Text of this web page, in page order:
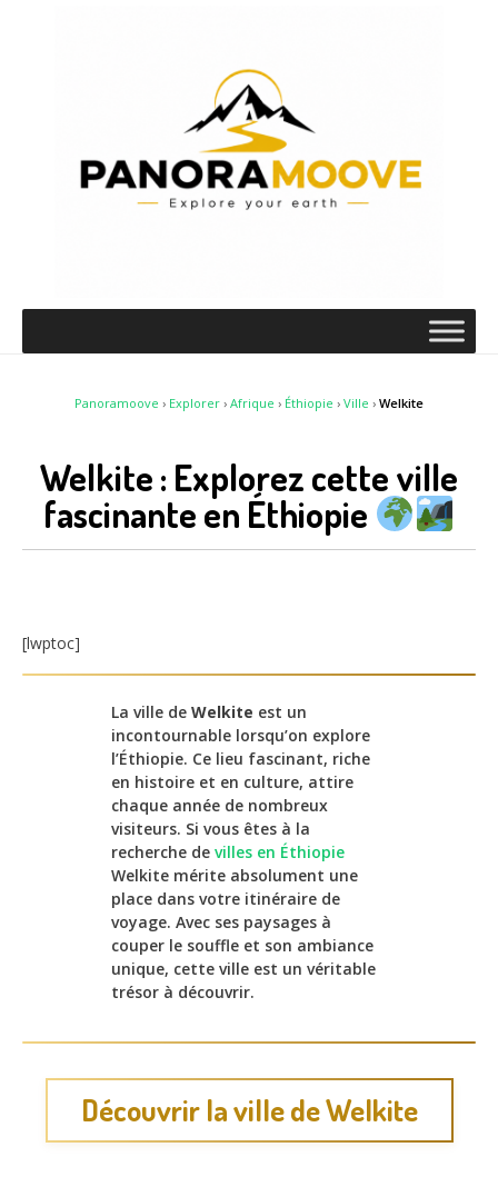
Panoramoove › Explorer › Afrique › Éthiopie › Ville › Welkite
Welkite : Explorez cette ville
fascinante en Éthiopie
[lwptoc]
La ville de Welkite est un
incontournable lorsqu’on explore
l’Éthiopie. Ce lieu fascinant, riche
en histoire et en culture, attire
chaque année de nombreux
visiteurs. Si vous êtes à la
recherche de villes en Éthiopie
Welkite mérite absolument une
place dans votre itinéraire de
voyage. Avec ses paysages à
couper le souffle et son ambiance
unique, cette ville est un véritable
trésor à découvrir.
Découvrir la ville de Welkite